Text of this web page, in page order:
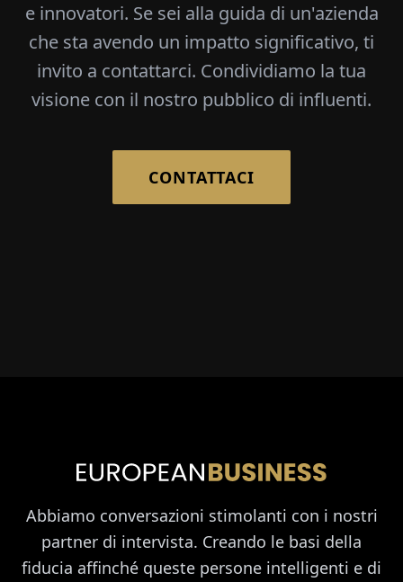
e innovatori. Se sei alla guida di un'azienda
che sta avendo un impatto significativo, ti
invito a contattarci. Condividiamo la tua
visione con il nostro pubblico di influenti.
CONTATTACI
Abbiamo conversazioni stimolanti con i nostri
partner di intervista. Creando le basi della
fiducia affinché queste persone intelligenti e di